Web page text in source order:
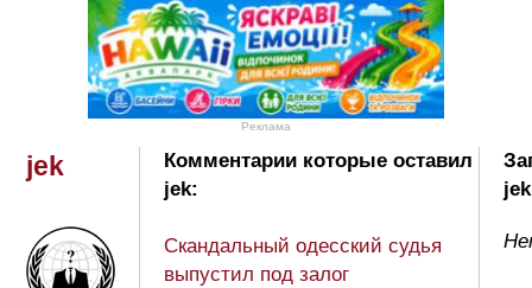
Реклама
jek
Комментарии которые оставил
jek:
Скандальный одесский судья
выпустил под залог